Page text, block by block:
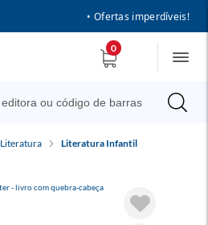
• Ofertas imperdíveis!
0
Literatura Literatura Infantil